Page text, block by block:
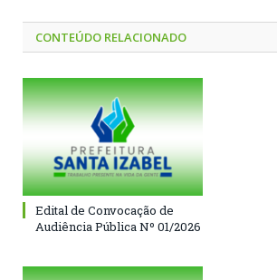
CONTEÚDO RELACIONADO
Edital de Convocação de
Audiência Pública Nº 01/2026